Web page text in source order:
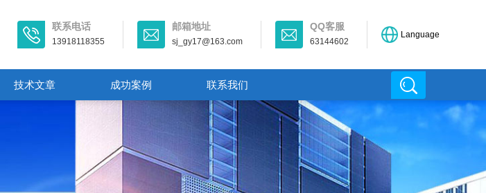
联系电话
13918118355
邮箱地址
sj_gy17@163.com
QQ客服
63144602
Language
技术文章 成功案例 联系我们